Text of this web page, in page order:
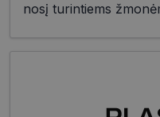
nosį turintiems